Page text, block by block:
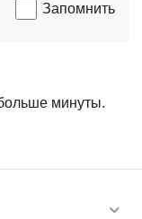
Запомнить
минуты.